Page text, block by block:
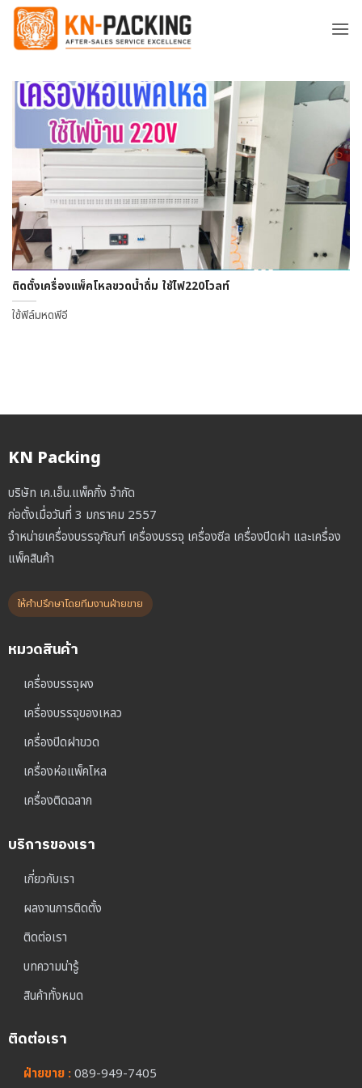
ข้าม
ยัง
ติดตั้งเครื่องแพ็คโหลขวดน้ำดื่ม ใช้ไฟ220โวลท์
ใช้ฟิล์มหดพีอี
KN Packing
บริษัท เค.เอ็น.แพ็คกิ้ง จำกัด
ก่อตั้งเมื่อวันที่ 3 มกราคม 2557
จำหน่ายเครื่องบรรจุภัณฑ์ เครื่องบรรจุ เครื่องซีล เครื่องปิดฝา และเครื่อง
แพ็คสินค้า
ให้คำปรึกษาโดยทีมงานฝ่ายขาย
หมวดสินค้า
เครื่องบรรจุผง
เครื่องบรรจุของเหลว
เครื่องปิดฝาขวด
เครื่องห่อแพ็คโหล
เครื่องติดฉลาก
บริการของเรา
เกี่ยวกับเรา
ผลงานการติดตั้ง
ติดต่อเรา
บทความน่ารู้
สินค้าทั้งหมด
ติดต่อเรา
ฝ่ายขาย :089-949-7405